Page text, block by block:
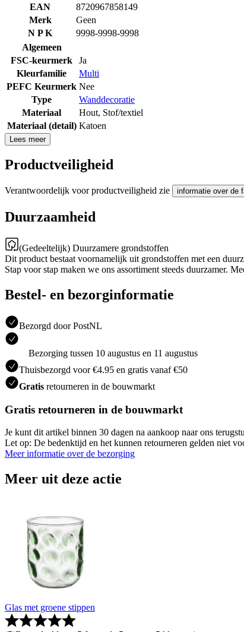
EAN
8720967858149
Merk
Geen
N P K
9998-9998-9998
Algemeen
FSC-keurmerk
Ja
Kleurfamilie
Multi
PEFC Keurmerk Nee
Type
Wanddecoratie
Materiaal
Hout, Stof/textiel
Materiaal (detail) Katoen
Lees meer
Productveiligheid
Verantwoordelijk voor productveiligheid zie informatie over de
Duurzaamheid
(Gedeeltelijk) Duurzamere grondstoffen
Dit product bestaat voornamelijk uit grondstoffen met een
Stap voor stap maken we ons assortiment steeds duurzamer.
Bestel- en bezorginformatie
Bezorgd door PostNL
Bezorging tussen 10 augustus en 11 augustus
Thuisbezorgd voor €4.95 en gratis vanaf €50
Gratis retourneren in de bouwmarkt
Gratis retourneren in de bouwmarkt
Je kunt dit artikel binnen 30 dagen na aankoop naar ons
Let op: De bedenktijd en het kunnen retourneren gelden niet
Meer informatie over de bezorging
Meer uit deze actie
Glas met groene stippen